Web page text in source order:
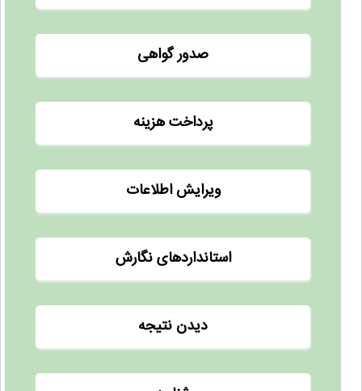
صدور گواهی
پرداخت هزینه
ویرایش اطلاعات
استانداردهای نگارش
دیدن نتیجه